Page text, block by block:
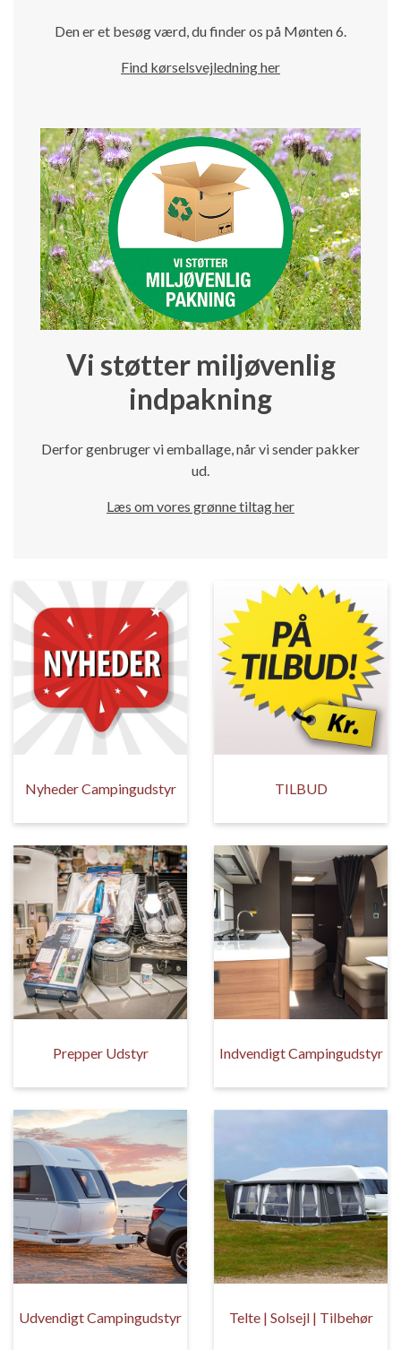
Den er et besøg værd, du finder os på Mønten 6.
Find kørselsvejledning her
Vi støtter miljøvenlig
indpakning
Derfor genbruger vi emballage, når vi sender pakker
ud.
Læs om vores grønne tiltag her
Nyheder Campingudstyr TILBUD
Prepper Udstyr Indvendigt Campingudstyr
Udvendigt Campingudstyr Telte | Solsejl | Tilbehør